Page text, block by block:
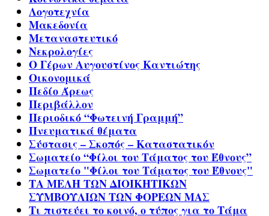
Λογοτεχνία
Μακεδονία
Μεταναστευτικό
Νεκρολογίες
Ο Γέρων Αυγουστίνος Καντιώτης
Οικονομικά
Πεδίο Άρεως
Περιβάλλον
Περιοδικό “Φωτεινή Γραμμή”
Πνευματικά θέματα
Σύστασις – Σκοπός – Καταστατικόν
Σωματείο “Φίλοι του Τάματος του Έθνους”
Σωματείο "Φίλοι του Τάματος του Έθνους"
ΤΑ ΜΕΛΗ ΤΩΝ ΔΙΟΙΚΗΤΙΚΩΝ
ΣΥΜΒΟΥΛΙΩΝ ΤΩΝ ΦΟΡΕΩΝ ΜΑΣ
Τι πιστεύει το κοινό, ο τύπος για το Τάμα